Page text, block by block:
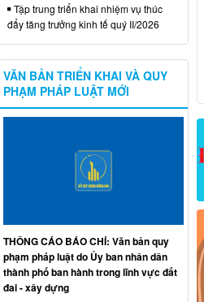
Tập trung triển khai nhiệm vụ thúc
đẩy tăng trưởng kinh tế quý II/2026
VĂN BẢN TRIỂN KHAI VÀ QUY
PHẠM PHÁP LUẬT MỚI
THÔNG CÁO BÁO CHÍ: Văn bản quy
phạm pháp luật do Ủy ban nhân dân
thành phố ban hành trong lĩnh vực đất
đai - xây dựng